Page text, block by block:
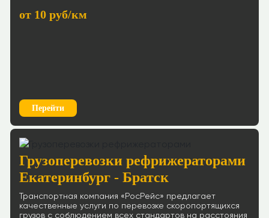
от 10 руб/км
Перейти
Грузоперевозки рефрижераторами
Екатеринбург - Братск
Транспортная компания «РосРейс» предлагает
качественные услуги по перевозке скоропортящихся
грузов с соблюдением всех стандартов на расстояния